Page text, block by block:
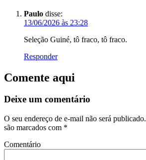
Paulo disse:
13/06/2026 às 23:28
Seleção Guiné, tô fraco, tô fraco.
Responder
Comente aqui
Deixe um comentário
O seu endereço de e-mail não será publicado.
são marcados com *
Comentário